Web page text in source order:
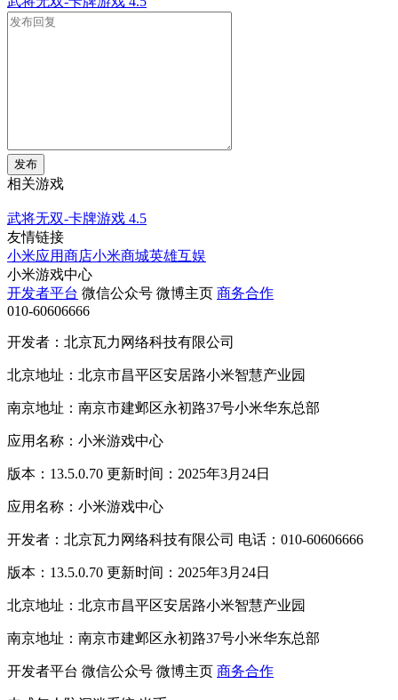
发布
相关游戏
武将无双-卡牌游戏 4.5
友情链接
小米应用商店小米商城英雄互娱
小米游戏中心
开发者平台 微信公众号 微博主页 商务合作
010-60606666
开发者：北京瓦力网络科技有限公司
北京地址：北京市昌平区安居路小米智慧产业园
南京地址：南京市建邺区永初路37号小米华东总部
应用名称：小米游戏中心
版本：13.5.0.70 更新时间：2025年3月24日
应用名称：小米游戏中心
开发者：北京瓦力网络科技有限公司 电话：010-60606666
版本：13.5.0.70 更新时间：2025年3月24日
北京地址：北京市昌平区安居路小米智慧产业园
南京地址：南京市建邺区永初路37号小米华东总部
开发者平台 微信公众号 微博主页 商务合作